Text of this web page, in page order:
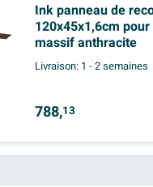
Ink panneau de
120x45x1,6cm
massif anthracite
Livraison: 1 - 2 semaines
788,13